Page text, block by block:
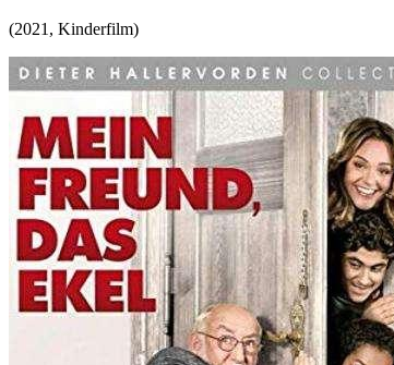
(2021 , Kinderfilm)